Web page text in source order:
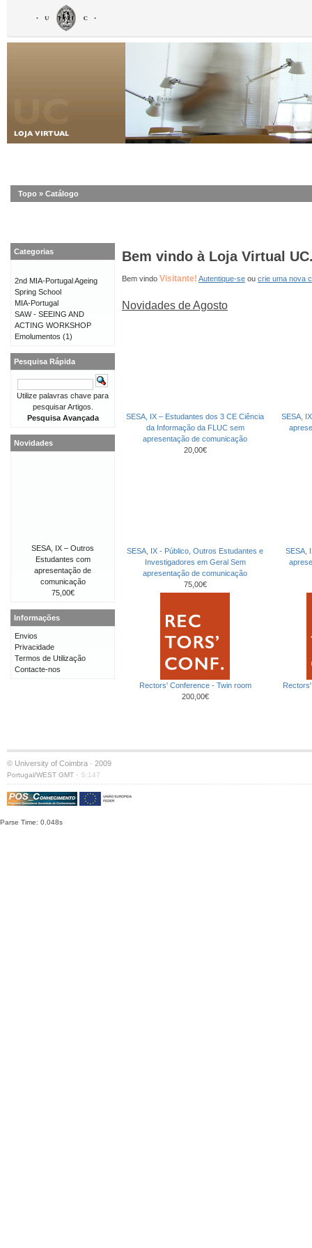
Topo » Catálogo
Bem vindo à Loja Virtual
Bem vindo Visitante! Autentique-se ou crie uma nova
Novidades de Agosto
SESA, IX – Estudantes dos 3 CE Ciência
da Informação da FLUC sem
apresentação de comunicação
20,00€
SESA,
SESA, IX - Público, Outros Estudantes e
Investigadores em Geral Sem
apresentação de comunicação
75,00€
SESA,
Rectors' Conference - Twin room
200,00€
Categorias
2nd MIA-Portugal Ageing
Spring School
MIA-Portugal
SAW - SEEING AND
ACTING WORKSHOP
Emolumentos (1)
Pesquisa Rápida
Utilize palavras chave para
pesquisar Artigos.
Pesquisa Avançada
Novidades
SESA, IX – Outros
Estudantes com
apresentação de
comunicação
75,00€
Informações
Envios
Privacidade
Termos de Utilização
Contacte-nos
© University of Coimbra · 2009
Portugal/WEST GMT · S:147
Parse Time: 0.048s